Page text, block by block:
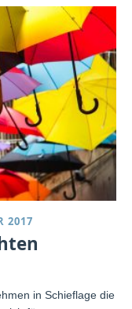
2017
in Schieflage die